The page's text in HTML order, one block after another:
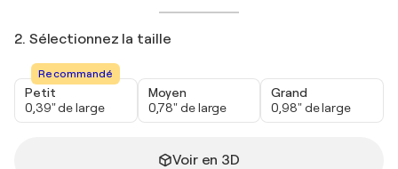
2. Sélectionnez la taille
Recommandé
Petit
0,39" de large
Moyen
0,78" de large
Grand
0,98" de large
Voir en 3D